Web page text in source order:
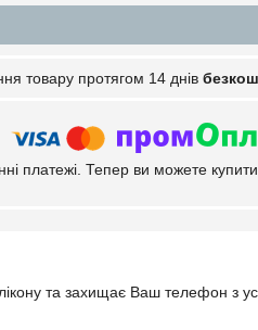
товару протягом 14 днів
платежі. Тепер ви можете
та захищає Ваш телефон з